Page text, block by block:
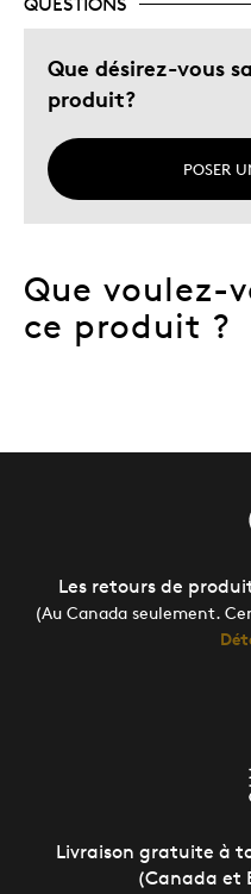
Que désirez-vous
produit?
POSER
Que voulez-
ce produit ?
Les retours de
(Au Canada seulement.
Livraison gratuite à
(Canada et